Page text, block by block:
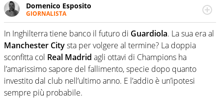
Domenico Esposito
GIORNALISTA
Da vent’anni in campo e sul campo per vivere ogni evento
in tutte le sue sfaccettature. Passione smisurata per il
calcio e per la sfera di cuoio. Il pallone è una cosa
serissima, guai a dirgli di no
In Inghilterra tiene banco il futuro di Guardiola. La sua era al
Manchester Citysta per volgere al termine? La doppia
sconfitta col Real Madrid agli ottavi di Champions ha
l’amarissimo sapore del fallimento, specie dopo quanto
investito dal club nell’ultimo anno. E l’addio è un’ipotesi
sempre più probabile.